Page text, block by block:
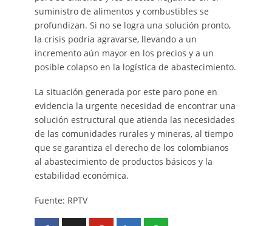
suministro de alimentos y combustibles se
profundizan. Si no se logra una solución pronto,
la crisis podría agravarse, llevando a un
incremento aún mayor en los precios y a un
posible colapso en la logística de abastecimiento.
La situación generada por este paro pone en
evidencia la urgente necesidad de encontrar una
solución estructural que atienda las necesidades
de las comunidades rurales y mineras, al tiempo
que se garantiza el derecho de los colombianos
al abastecimiento de productos básicos y la
estabilidad económica.
Fuente: RPTV